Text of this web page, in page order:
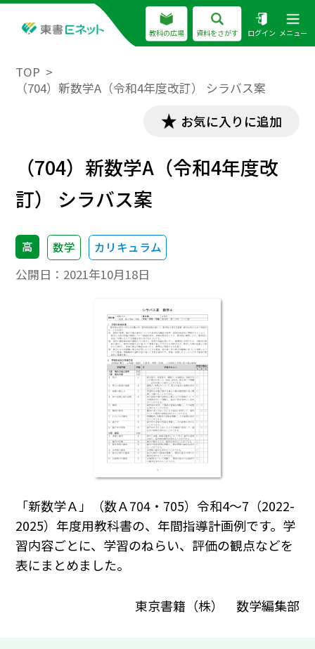
教科の広場 資料をさがす ログイン メニュー
TOP
（704）新数学A（令和4年度改訂） シラバス案
お気に入りに追加
（704）新数学A（令和4年度改
訂） シラバス案
高 数学 カリキュラム
公開日： 2021年10月18日
「新数学Ａ」（数Ａ704・705）令和4～7（2022-
2025）年度用教科書の、年間指導計画例です。学
習内容ごとに、学習のねらい、評価の観点などを
表にまとめました。
東京書籍（株） 数学編集部